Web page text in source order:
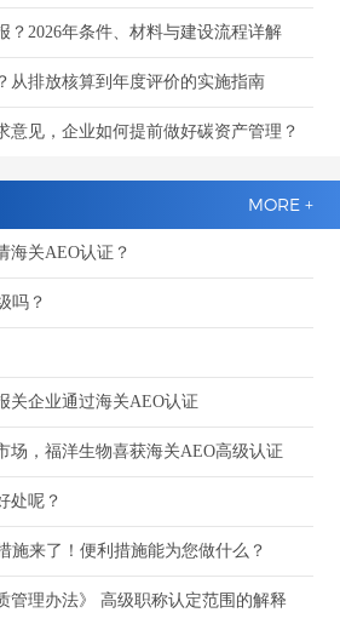
？2026年条件、材料与建设流程详解
从排放核算到年度评价的实施指南
意见，企业如何提前做好碳资产管理？
MORE +
海关AEO认证？
吗？
关企业通过海关AEO认证
场，福洋生物喜获海关AEO高级认证
处呢？
施来了！便利措施能为您做什么？
管理办法》 高级职称认定范围的解释